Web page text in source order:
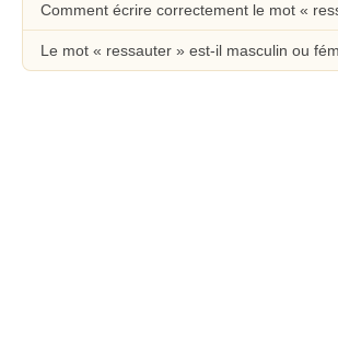
Comment écrire correctement le mot «
Le mot « ressauter » est-il masculin ou